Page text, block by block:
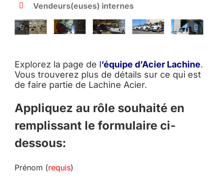
Vendeurs(euses) internes
Explorez la page de l‘équipe d’Acier Lachine.
Vous trouverez plus de détails sur ce qui est
de faire partie de Lachine Acier.
Appliquez au rôle souhaité en
remplissant le formulaire ci-
dessous:
Prénom (requis)